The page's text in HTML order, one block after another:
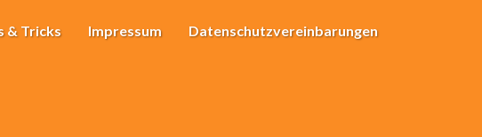
& Tricks Impressum Datenschutzvereinbarungen